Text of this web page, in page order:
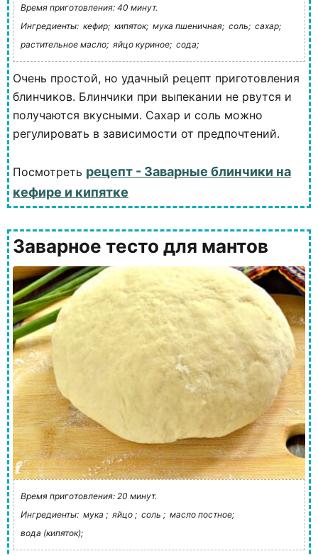
Время приготовления: 40 минут.
Ингредиенты: кефир; кипяток; мука пшеничная; соль; сахар;
растительное масло; яйцо куриное; сода;
Очень простой, но удачный рецепт приготовления
блинчиков. Блинчики при выпекании не рвутся и
получаются вкусными. Сахар и соль можно
регулировать в зависимости от предпочтений.
Посмотреть рецепт - Заварные блинчики на
кефире и кипятке
Заварное тесто для мантов
Время приготовления: 20 минут.
Ингредиенты: мука ; яйцо ; соль ; масло постное;
вода (кипяток);